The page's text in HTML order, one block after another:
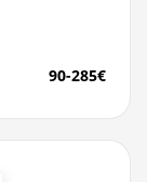
90-285€